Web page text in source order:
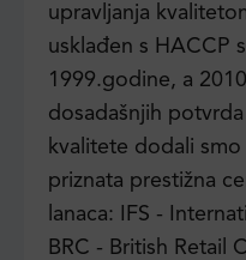
upravljanja
usklađen s HACCP
1999.godine, a
dosadašnjih
kvalitete dodali
priznata prestižna
lanaca: IFS -
BRC - British Retail